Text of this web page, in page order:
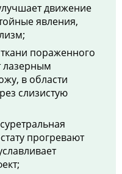
движение
явления,
пораженного
лазерным
в области
слизистую
прогревают